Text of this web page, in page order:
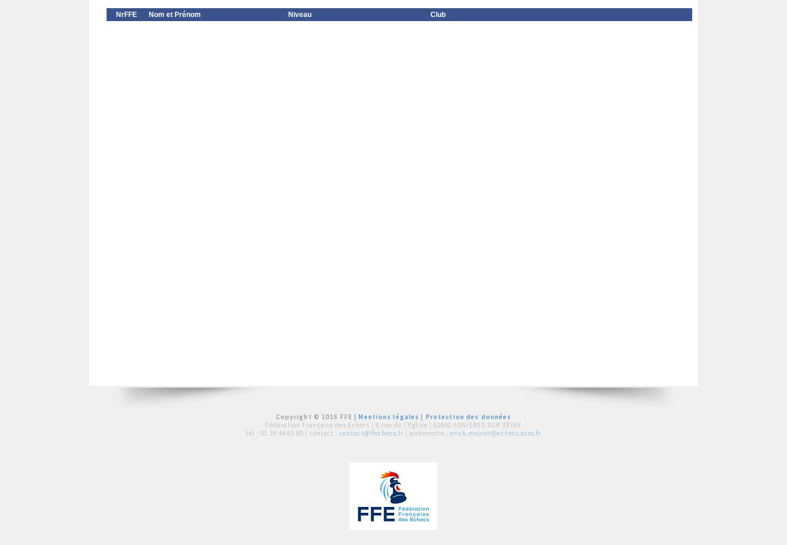
NrFFE Nom et Prénom Niveau Club
Copyright © 2015 FFE |Mentions légales
Protection des données
Fédération Française des Echecs | 6 rue de l'Eglise | 92600 ASNIERES SUR SEINE
tél : 01 39 44 65 80 | contact : contact@ffechecs.fr | webmestre : erick.mouret@echecs.asso.fr